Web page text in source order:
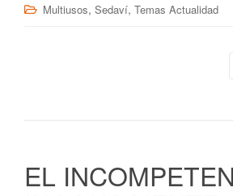
Multiusos, Sedaví, Temas Actualidad
EL